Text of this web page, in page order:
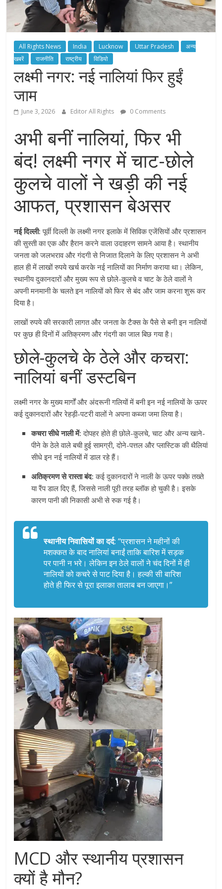
All Rights News India Lucknow Uttar Pradesh
अन्य
खबरें
राजनीति राष्ट्रीय विडियो
लक्ष्मी नगर: नई नालियां फिर हुईं
जाम
June 3, 2026 Editor All Rights 0 Comments
अभी बनीं नालियां, फिर भी
बंद! लक्ष्मी नगर में चाट-छोले
कुलचे वालों ने खड़ी की नई
आफत, प्रशासन बेअसर
नई दिल्ली: पूर्वी दिल्ली के लक्ष्मी नगर इलाके में सिविक एजेंसियों और प्रशासन
की सुस्ती का एक और हैरान करने वाला उदाहरण सामने आया है। स्थानीय
जनता को जलभराव और गंदगी से निजात दिलाने के लिए प्रशासन ने अभी
हाल ही में लाखों रुपये खर्च करके नई नालियों का निर्माण कराया था। लेकिन,
स्थानीय दुकानदारों और मुख्य रूप से छोले-कुलचे व चाट के ठेले वालों ने
अपनी मनमानी के चलते इन नालियों को फिर से बंद और जाम करना शुरू कर
दिया है।
लाखों रुपये की सरकारी लागत और जनता के टैक्स के पैसे से बनी इन नालियों
पर कुछ ही दिनों में अतिक्रमण और गंदगी का जाल बिछ गया है।
छोले-कुलचे के ठेले और कचरा:
नालियां बनीं डस्टबिन
लक्ष्मी नगर के मुख्य मार्गों और अंदरूनी गलियों में बनी इन नई नालियों के ऊपर
कई दुकानदारों और रेहड़ी-पटरी वालों ने अपना कब्जा जमा लिया है।
कचरा सीधे नाली में: दोपहर होते ही छोले-कुलचे, चाट और अन्य खाने-
पीने के ठेले वाले बची हुई सामग्री, दोने-पत्तल और प्लास्टिक की थैलियां
सीधे इन नई नालियों में डाल रहे हैं।
अतिक्रमण से रास्ता बंद: कई दुकानदारों ने नाली के ऊपर पक्के तख्ते
या रैंप डाल दिए हैं, जिससे नाली पूरी तरह ब्लॉक हो चुकी है। इसके
कारण पानी की निकासी अभी से रुक गई है।
स्थानीय निवासियों का दर्द: “प्रशासन ने महीनों की
मशक्कत के बाद नालियां बनाईं ताकि बारिश में सड़क
पर पानी न भरे। लेकिन इन ठेले वालों ने चंद दिनों में ही
नालियों को कचरे से पाट दिया है। हल्की सी बारिश
होते ही फिर से पूरा इलाका तालाब बन जाएगा।”
MCD और स्थानीय प्रशासन
क्यों है मौन?